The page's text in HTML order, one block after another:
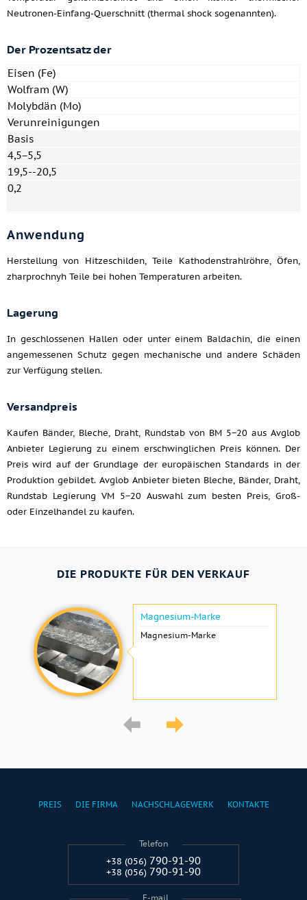
Neutronen-Einfang-Querschnitt (thermal shock sogenannten).
Der Prozentsatz der
Eisen (Fe)
Wolfram (W)
Molybdän (Mo)
Verunreinigungen
Basis
4,5−5,5
19,5--20,5
0,2
Anwendung
Herstellung von Hitzeschilden, Teile Kathodenstrahlröhre, Öfen,
zharprochnyh Teile bei hohen Temperaturen arbeiten.
Lagerung
In geschlossenen Hallen oder unter einem Baldachin, die einen
angemessenen Schutz gegen mechanische und andere Schäden
zur Verfügung stellen.
Versandpreis
Kaufen Bänder, Bleche, Draht, Rundstab von BM 5−20 aus Avglob
Anbieter Legierung zu einem erschwinglichen Preis können. Der
Preis wird auf der Grundlage der europäischen Standards in der
Produktion gebildet. Avglob Anbieter bieten Bleche, Bänder, Draht,
Rundstab Legierung VM 5−20 Auswahl zum besten Preis, Groß-
oder Einzelhandel zu kaufen.
DIE PRODUKTE FÜR DEN VERKAUF
Magnesium-Marke
Magnesium-Marke
PREIS DIE FIRMA NACHSCHLAGEWERK KONTAKTE
Telefon
+38 (056) 790-91-90
+38 (056) 790-91-90
E-mail